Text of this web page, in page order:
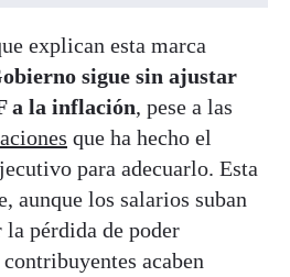
explican esta marca
sigue sin ajustar
a la inflación, pese a las
que ha hecho el
para adecuarlo. Esta
aunque los salarios suban
la pérdida de poder
acaben